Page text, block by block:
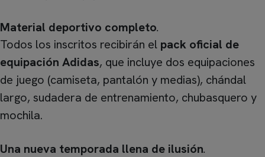
Material deportivo completo.
Todos los inscritos recibirán el pack oficial de
equipación Adidas, que incluye dos equipaciones
de juego (camiseta, pantalón y medias), chándal
largo, sudadera de entrenamiento, chubasquero y
mochila.
Una nueva temporada llena de ilusión.